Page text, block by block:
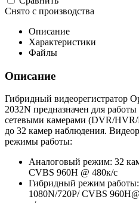
Снято с производства
Описание
Характеристики
Файлы
Описание
Гибридный видеорегистратор
2032N предназначен для
сетевыми камерами (DVR/
до 32 камер наблюдения.
режимы работы:
Аналоговый режим: 32
CVBS 960H @ 480к/с
Гибридный режим
1080N/720P/ CVBS